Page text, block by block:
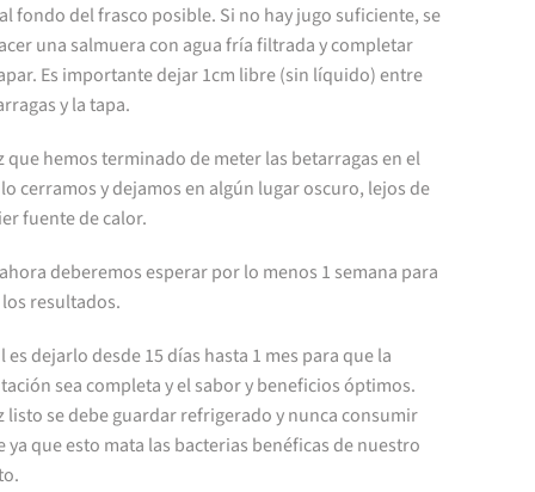
fondo del frasco posible. Si no hay jugo suficiente, se
una salmuera con agua fría filtrada y completar
Es importante dejar 1cm libre (sin líquido) entre
y la tapa.
que hemos terminado de meter las betarragas en el
cerramos y dejamos en algún lugar oscuro, lejos de
fuente de calor.
deberemos esperar por lo menos 1 semana para
resultados.
es dejarlo desde 15 días hasta 1 mes para que la
sea completa y el sabor y beneficios óptimos.
listo se debe guardar refrigerado y nunca consumir
ya que esto mata las bacterias benéficas de nuestro